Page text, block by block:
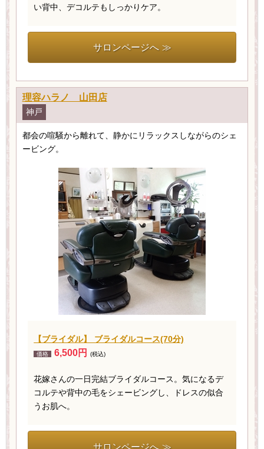
い背中、デコルテもしっかりケア。
サロンページへ ≫
理容ハラノ 山田店
神戸
都会の喧騒から離れて、静かにリラックスしながらのシェ
ービング。
【ブライダル】 ブライダルコース(70分)
価格 6,500円 (税込)
花嫁さんの一日完結ブライダルコース。気になるデ
コルテや背中の毛をシェービングし、ドレスの似合
うお肌へ。
サロンページへ ≫